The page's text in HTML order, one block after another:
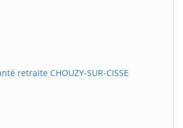
retraite CHOUZY-SUR-CISSE